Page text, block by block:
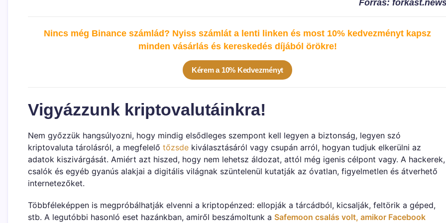
Forrás:
Nincs még Binance számlád? Nyiss számlát a lenti linken és most 10% kedvezményt kapsz
minden vásárlás és kereskedés díjából örökre!
Kérem a 10% Kedvezményt
Vigyázzunk kriptovalutáinkra!
Nem győzzük hangsúlyozni, hogy mindig elsődleges szempont kell legyen a biztonság, legyen szó
kriptovaluta tárolásról, a megfelelő tőzsde kiválasztásáról vagy csupán arról, hogyan tudjuk elkerülni az
adatok kiszivárgását. Amiért azt hiszed, hogy nem lehetsz áldozat, attól még igenis célpont vagy. A hackerek,
csalók és egyéb gyanús alakjai a digitális világnak szüntelenül kutatják az óvatlan, figyelmetlen és átverhető
internetezőket.
Többféleképpen is megpróbálhatják elvenni a kriptopénzed: ellopják a tárcádból, kicsalják, feltörik a géped,
stb. A legutóbbi hasonló eset hazánkban, amiről beszámoltunk a Safemoon csalás volt, amikor Facebook